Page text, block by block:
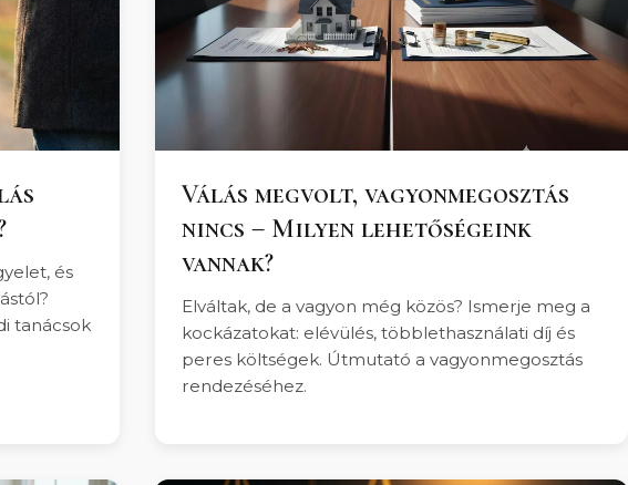
és
tanácsok
Válás megvolt, vagyonmegosztás
nincs – Milyen lehetőségeink
vannak?
Elváltak, de a vagyon még közös? Ismerje meg a
kockázatokat: elévülés, többlethasználati díj és
peres költségek. Útmutató a vagyonmegosztás
rendezéséhez.